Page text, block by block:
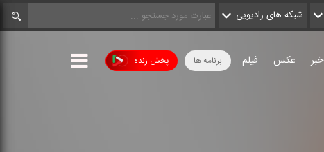
شبکه های رادیویی
پخش زنده برنامه ها خبر عکس فیلم